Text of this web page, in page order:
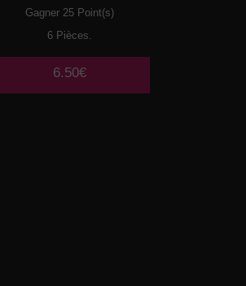
Gagner 25 Point(s)
6 Pièces.
6.50€